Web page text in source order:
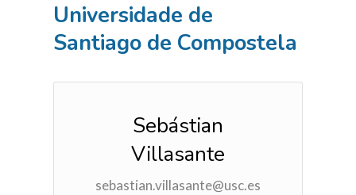
Universidade de
Santiago de Compostela
Sebástian
Villasante
sebastian.villasante@usc.es